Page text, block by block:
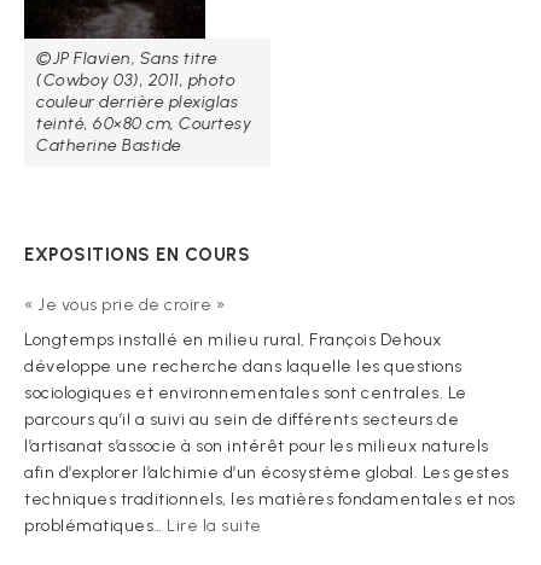
©JP Flavien, Sans titre
(Cowboy 03), 2011, photo
couleur derrière plexiglas
teinté, 60×80 cm, Courtesy
Catherine Bastide
EXPOSITIONS EN COURS
« Je vous prie de croire »
Longtemps installé en milieu rural, François Dehoux
développe une recherche dans laquelle les questions
sociologiques et environnementales sont centrales. Le
parcours qu’il a suivi au sein de différents secteurs de
l’artisanat s’associe à son intérêt pour les milieux naturels
afin d’explorer l’alchimie d’un écosystème global. Les gestes
techniques traditionnels, les matières fondamentales et nos
problématiques… Lire la suite